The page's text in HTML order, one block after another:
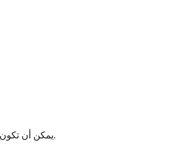
يمكن أن تكون هذه الأعراض مرهقة ومثبطة للهمم، ولكنها أيضًا علامات على أن شيئًا ما في خطة علاجك قد يحتاج إلى فحص دقيق. أنت لا تتخيل هذه التغييرات، وهي تستحق المعالجة.